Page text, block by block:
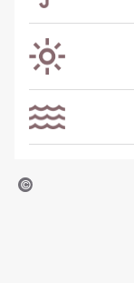
Flussschiff GmbH